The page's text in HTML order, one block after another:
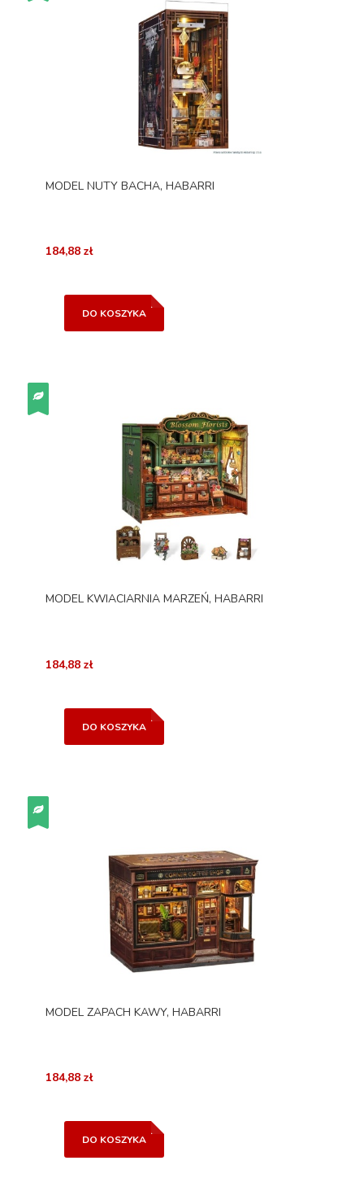
MODEL NUTY BACHA, HABARRI
184,88 zł
DO KOSZYKA
MODEL KWIACIARNIA MARZEŃ, HABARRI
184,88 zł
DO KOSZYKA
MODEL ZAPACH KAWY, HABARRI
184,88 zł
DO KOSZYKA